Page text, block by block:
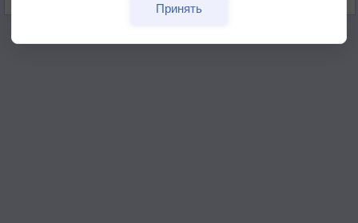
Принять